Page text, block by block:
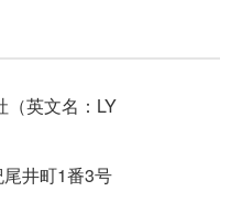
（英文名：LY
井町1番3号